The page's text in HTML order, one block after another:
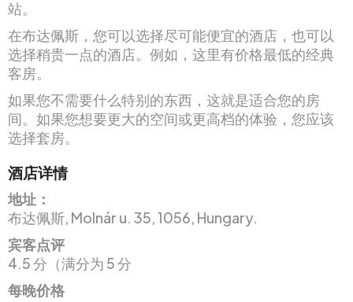
站。
在布达佩斯，您可以选择尽可能便宜的酒店，也可以
选择稍贵一点的酒店。例如，这里有价格最低的经典
客房。
如果您不需要什么特别的东西，这就是适合您的房
间。如果您想要更大的空间或更高档的体验，您应该
选择套房。
酒店详情
地址：
布达佩斯, Molnár u. 35, 1056, Hungary.
宾客点评
4.5 分（满分为 5 分
每晚价格